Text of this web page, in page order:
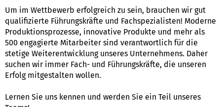
Um im Wettbewerb erfolgreich zu sein, brauchen wir gut
qualifizierte Führungskräfte und Fachspezialisten! Moderne
Produktionsprozesse, innovative Produkte und mehr als
500 engagierte Mitarbeiter sind verantwortlich für die
stetige Weiterentwicklung unseres Unternehmens. Daher
suchen wir immer Fach- und Führungskräfte, die unseren
Erfolg mitgestalten wollen.
Lernen Sie uns kennen und werden Sie ein Teil unseres